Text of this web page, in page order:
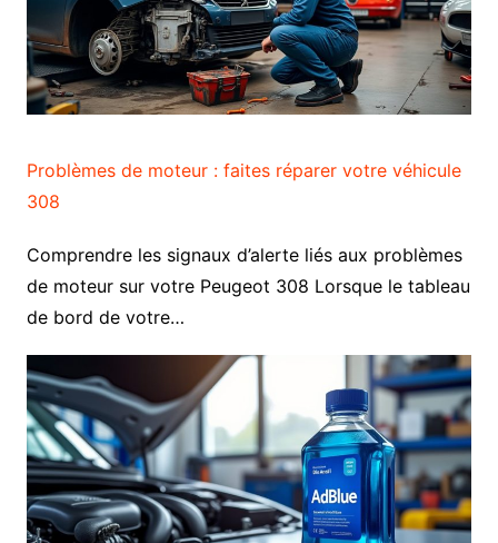
Problèmes de moteur : faites réparer votre véhicule
308
Comprendre les signaux d’alerte liés aux problèmes
de moteur sur votre Peugeot 308 Lorsque le tableau
de bord de votre…